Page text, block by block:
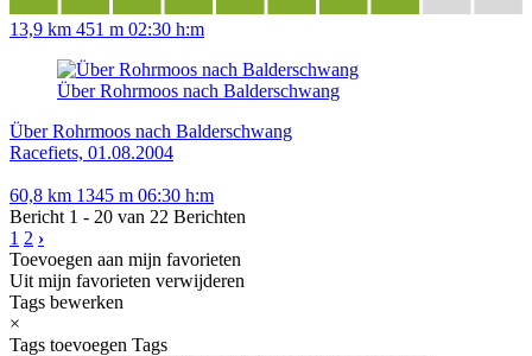
13,9 km 451 m 02:30 h:m
Über Rohrmoos nach Balderschwang
Über Rohrmoos nach Balderschwang
Racefiets, 01.08.2004
60,8 km 1345 m 06:30 h:m
Bericht 1 - 20 van 22 Berichten
1 2 ›
Toevoegen aan mijn favorieten
Uit mijn favorieten verwijderen
Tags bewerken
×
Tags toevoegen Tags